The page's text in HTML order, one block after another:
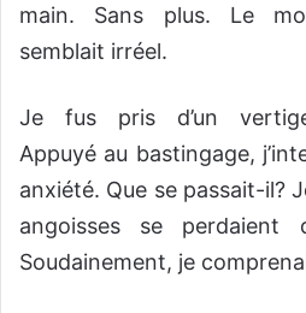
main. Sans plus. Le
semblait irréel.
Je fus pris d’un vertige
Appuyé au bastingage,
anxiété. Que se passait-il?
angoisses se perdaient
Soudainement, je